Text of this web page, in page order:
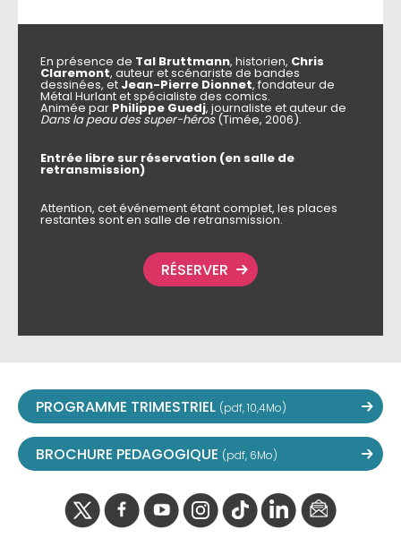
En présence de Tal Bruttmann, historien, Chris
Claremont, auteur et scénariste de bandes
dessinées, et Jean-Pierre Dionnet, fondateur de
Métal Hurlant et spécialiste des comics.
Animée par Philippe Guedj, journaliste et auteur de
Dans la peau des super-héros(Timée, 2006).
Entrée libre sur réservation (en salle de
retransmission)
Attention, cet événement étant complet, les places
restantes sont en salle de retransmission.
RÉSERVER
PROGRAMME TRIMESTRIEL (pdf, 10,4Mo)
BROCHURE PEDAGOGIQUE (pdf, 6Mo)